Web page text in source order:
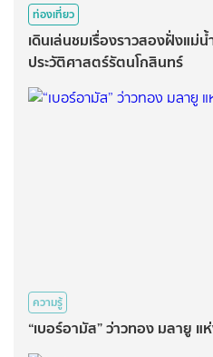
ท่องเที่ยว
เดินเล่นชมเรื่องราวสองฝั่งแม่น้
ประวัติศาสตร์รัตนโกสินทร์
ความรู้
“เบอร์อามัส” ว่าวทอง มลายู แ